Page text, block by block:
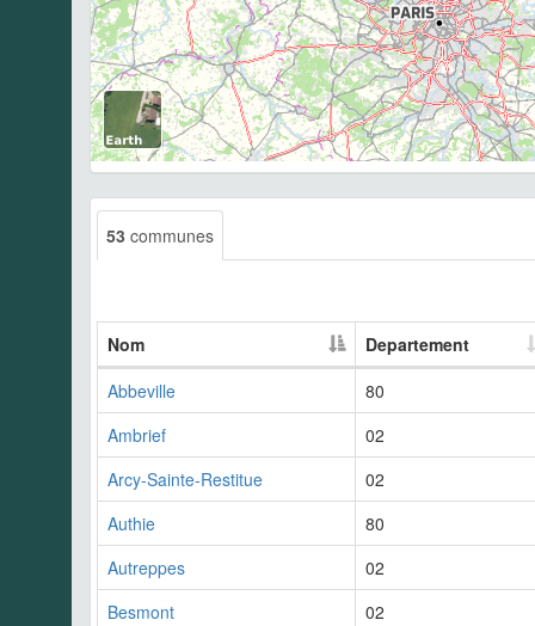
53 communes
Nom
Departement
Abbeville
80
Ambrief
02
Arcy-Sainte-Restitue
02
Authie
80
Autreppes
02
Besmont
02